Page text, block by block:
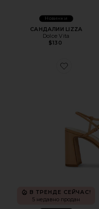
Новинки
САНДАЛИИ LIZZA
Dolce Vita
$130
Favorite
В ТРЕНДЕ СЕЙЧАС!
5 недавно продан